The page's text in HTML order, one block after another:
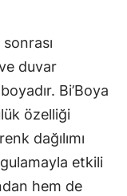
duvar
Bi’Boya
özelliği
dağılımı
etkili
hem de